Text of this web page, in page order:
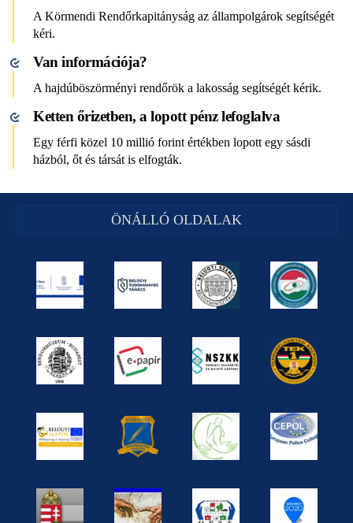
A Körmendi Rendőrkapitányság az állampolgárok segítségét
kéri.
Van információja?
A hajdúböszörményi rendőrök a lakosság segítségét kérik.
Ketten őrizetben, a lopott pénz lefoglalva
Egy férfi közel 10 millió forint értékben lopott egy sásdi
házból, őt és társát is elfogták.
ÖNÁLLÓ OLDALAK